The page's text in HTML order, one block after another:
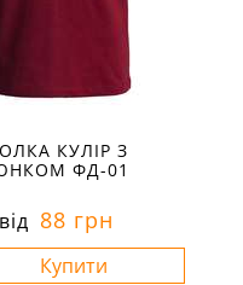
КУЛІР З
ФД-01
від 88 грн